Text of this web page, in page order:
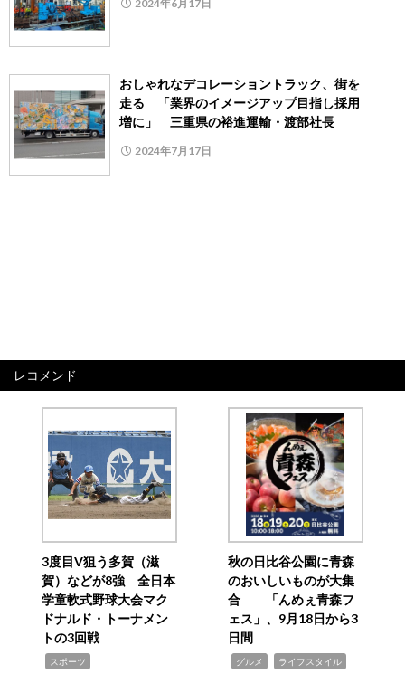
2024年6月17日
おしゃれなデコレーショントラック、街を
走る 「業界のイメージアップ目指し採用
増に」 三重県の裕進運輸・渡部社長
2024年7月17日
レコメンド
3度目V狙う多賀（滋
賀）などが8強 全日本
学童軟式野球大会マク
ドナルド・トーナメン
トの3回戦
スポーツ
秋の日比谷公園に青森
のおいしいものが大集
合 「んめぇ青森フ
ェス」、9月18日から3
日間
グルメ ライフスタイル